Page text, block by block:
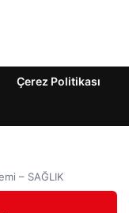
Çerez Politikası
– SAĞLIK